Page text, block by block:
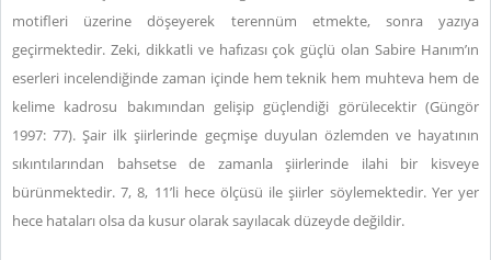
motifleri üzerine döşeyerek terennüm etmekte, sonra yazıya
geçirmektedir. Zeki, dikkatli ve hafızası çok güçlü olan Sabire Hanım’ın
eserleri incelendiğinde zaman içinde hem teknik hem muhteva hem de
kelime kadrosu bakımından gelişip güçlendiği görülecektir (Güngör
1997: 77). Şair ilk şiirlerinde geçmişe duyulan özlemden ve hayatının
sıkıntılarından bahsetse de zamanla şiirlerinde ilahi bir kisveye
bürünmektedir. 7, 8, 11’li hece ölçüsü ile şiirler söylemektedir. Yer yer
hece hataları olsa da kusur olarak sayılacak düzeyde değildir.